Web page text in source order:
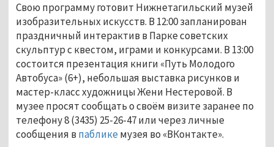
Свою программу готовит Нижнетагильский музей
изобразительных искусств. В 12:00 запланирован
праздничный интерактив в Парке советских
скульптур с квестом, играми и конкурсами. В 13:00
состоится презентация книги «Путь Молодого
Автобуса» (6+), небольшая выставка рисунков и
мастер-класс художницы Жени Нестеровой. В
музее просят сообщать о своём визите заранее по
телефону 8 (3435) 25-26-47 или через личные
сообщения в паблике музея во «ВКонтакте».